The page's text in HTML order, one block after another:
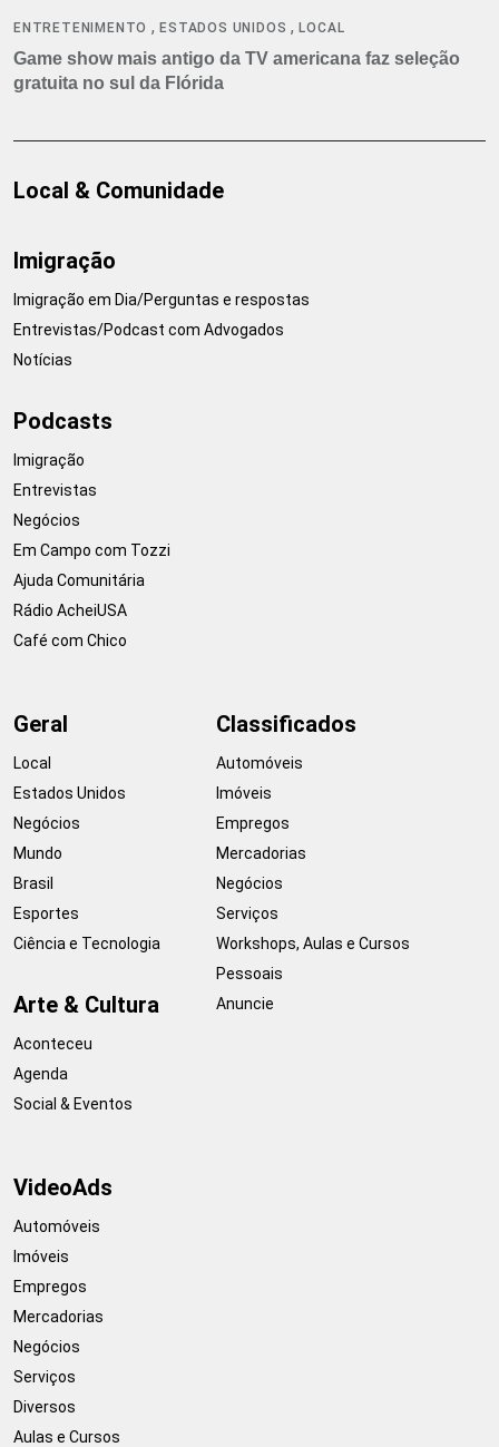
ENTRETENIMENTO ,ESTADOS UNIDOS ,LOCAL
Game show mais antigo da TV americana faz seleção
gratuita no sul da Flórida
Local & Comunidade
Imigração
Imigração em Dia/Perguntas e respostas
Entrevistas/Podcast com Advogados
Notícias
Podcasts
Imigração
Entrevistas
Negócios
Em Campo com Tozzi
Ajuda Comunitária
Rádio AcheiUSA
Café com Chico
Geral
Local
Estados Unidos
Negócios
Mundo
Brasil
Esportes
Ciência e Tecnologia
Arte & Cultura
Aconteceu
Agenda
Social & Eventos
Classificados
Automóveis
Imóveis
Empregos
Mercadorias
Negócios
Serviços
Workshops, Aulas e Cursos
Pessoais
Anuncie
VideoAds
Automóveis
Imóveis
Empregos
Mercadorias
Negócios
Serviços
Diversos
Aulas e Cursos